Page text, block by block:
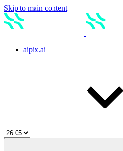
Skip to main content
aipix.ai